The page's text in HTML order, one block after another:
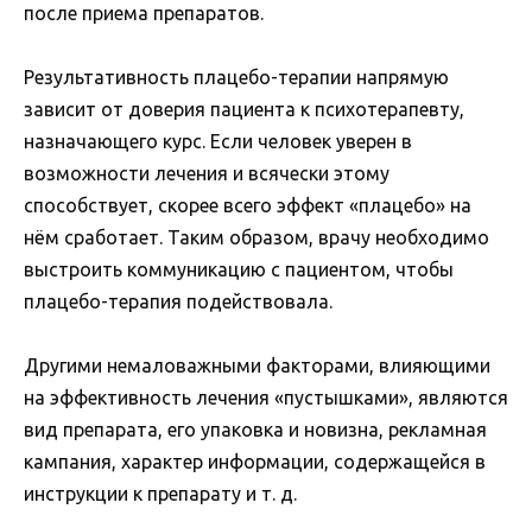
после приема препаратов.
Результативность плацебо-терапии напрямую
зависит от доверия пациента к психотерапевту,
назначающего курс. Если человек уверен в
возможности лечения и всячески этому
способствует, скорее всего эффект «плацебо» на
нём сработает. Таким образом, врачу необходимо
выстроить коммуникацию с пациентом, чтобы
плацебо-терапия подействовала.
Другими немаловажными факторами, влияющими
на эффективность лечения «пустышками», являются
вид препарата, его упаковка и новизна, рекламная
кампания, характер информации, содержащейся в
инструкции к препарату и т. д.